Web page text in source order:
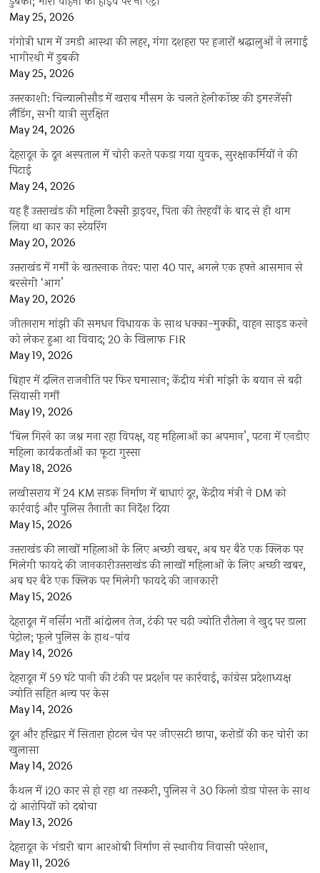
May 25, 2026
गंगोत्री धाम में उमड़ी आस्था की लहर, गंगा दशहरा पर हजारों श्रद्धालुओं ने लगाई
भागीरथी में डुबकी
May 25, 2026
उत्तरकाशी: चिन्यालीसौड़ में खराब मौसम के चलते हेलीकॉप्टर की इमरजेंसी
लैंडिंग, सभी यात्री सुरक्षित
May 24, 2026
देहरादून के दून अस्पताल में चोरी करते पकड़ा गया युवक, सुरक्षाकर्मियों ने की
पिटाई
May 24, 2026
यह हैं उत्तराखंड की महिला टैक्सी ड्राइवर, पिता की तेरहवीं के बाद से ही थाम
लिया था कार का स्टेयरिंग
May 20, 2026
उत्तराखंड में गर्मी के खतरनाक तेवर: पारा 40 पार, अगले एक हफ्ते आसमान से
बरसेगी ‘आग’
May 20, 2026
जीतनराम मांझी की समधन विधायक के साथ धक्का-मुक्की, वाहन साइड करने
को लेकर हुआ था विवाद; 20 के खिलाफ FIR
May 19, 2026
बिहार में दलित राजनीति पर फिर घमासान; केंद्रीय मंत्री मांझी के बयान से बढ़ी
सियासी गर्मी
May 19, 2026
‘बिल गिरने का जश्न मना रहा विपक्ष, यह महिलाओं का अपमान’, पटना में एनडीए
महिला कार्यकर्ताओं का फूटा गुस्सा
May 18, 2026
लखीसराय में 24 KM सड़क निर्माण में बाधाएं दूर, केंद्रीय मंत्री ने DM को
कार्रवाई और पुलिस तैनाती का निर्देश दिया
May 15, 2026
उत्तराखंड की लाखों महिलाओं के लिए अच्छी खबर, अब घर बैठे एक क्लिक पर
मिलेगी फायदे की जानकारीउत्तराखंड की लाखों महिलाओं के लिए अच्छी खबर,
अब घर बैठे एक क्लिक पर मिलेगी फायदे की जानकारी
May 15, 2026
देहरादून में नर्सिंग भर्ती आंदोलन तेज, टंकी पर चढ़ी ज्योति रौतेला ने खुद पर डाला
पेट्रोल; फूले पुलिस के हाथ-पांव
May 14, 2026
देहरादून में 59 घंटे पानी की टंकी पर प्रदर्शन पर कार्रवाई, कांग्रेस प्रदेशाध्यक्ष
ज्योति सहित अन्य पर केस
May 14, 2026
दून और हरिद्वार में सितारा होटल चेन पर जीएसटी छापा, करोड़ों की कर चोरी का
खुलासा
May 14, 2026
कैथल में i20 कार से हो रहा था तस्करी, पुलिस ने 30 किलो डोडा पोस्त के साथ
दो आरोपियों को दबोचा
May 13, 2026
देहरादून के भंडारी बाग आरओबी निर्माण से स्थानीय निवासी परेशान,
May 11, 2026